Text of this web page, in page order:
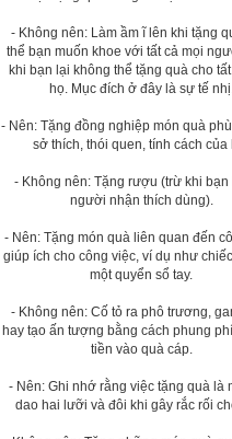
- Không nên: Làm ầm ĩ lên khi tặng
thể bạn muốn khoe với tất cả mọi
khi bạn lại không thể tặng quà cho
họ. Mục đích ở đây là sự tế
- Nên: Tặng đồng nghiệp món quà
sở thích, thói quen, tính cách của
- Không nên: Tặng rượu (trừ khi bạn
người nhận thích dùng).
- Nên: Tặng món quà liên quan đến
giúp ích cho công việc, ví dụ như
một quyển sổ tay.
- Không nên: Cố tỏ ra phô trương,
hay tạo ấn tượng bằng cách phung
tiền vào quà cáp.
- Nên: Ghi nhớ rằng việc tặng quà là
dao hai lưỡi và đôi khi gây rắc rối